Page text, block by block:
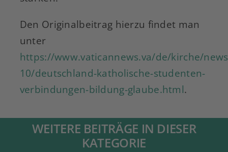
Den Originalbeitrag hierzu findet man
unter
https://www.vaticannews.va/de/kirche/
10/deutschland-katholische-studenten-
verbindungen-bildung-glaube.html.
WEITERE BEITRÄGE IN DIESER
KATEGORIE